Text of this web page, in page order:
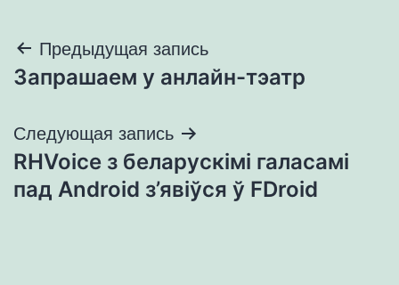
Навигация
по
записям
Предыдущая запись
Запрашаем у анлайн-тэатр
Следующая запись
RHVoice з беларускімі галасамі
пад Android з’явіўся ў FDroid